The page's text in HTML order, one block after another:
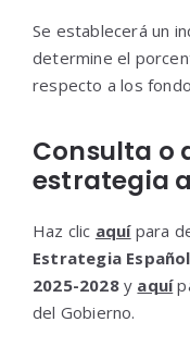
Se establecerá un
determine el
respecto a los
Consulta o
estrategia
Haz clic aquípara
Estrategia
2025-2028y aquí
del Gobierno.